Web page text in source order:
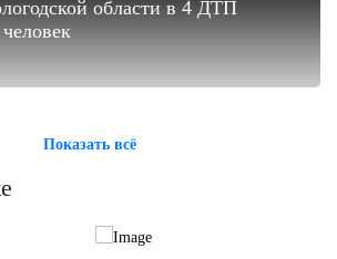
области в 4 ДТП
Показать всё